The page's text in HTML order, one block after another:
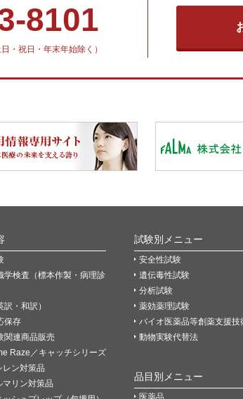
8101
・祝日・年末年始除く）
学検査（標本作製・病理診
・和訳）
保存
関連商品販売
Raze／キャッチシリーズ
レン対策品
マリン対策品
試験別メニュー
安全性試験
遺伝毒性試験
分析試験
薬効薬理試験
バイオ医薬品等創薬支援技
動物実験代替法
品目別メニュー
医薬品